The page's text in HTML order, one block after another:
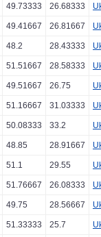
49.73333 26.68333
49.41667 26.81667
48.2 28.43333
51.51667 28.58333
49.51667 26.75
51.16667 31.03333
50.08333 33.2
48.85 28.91667
51.1 29.55
51.76667 26.08333
49.75 28.56667
51.33333 25.7